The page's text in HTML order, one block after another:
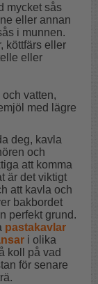
mycket sås
eller annan
i munnen.
köttfärs eller
eller
och vatten,
med lägre
deg, kavla
och
att komma
är det viktigt
att kavla och
bakbordet
perfekt grund.
pastakavlar
i olika
koll på vad
för senare